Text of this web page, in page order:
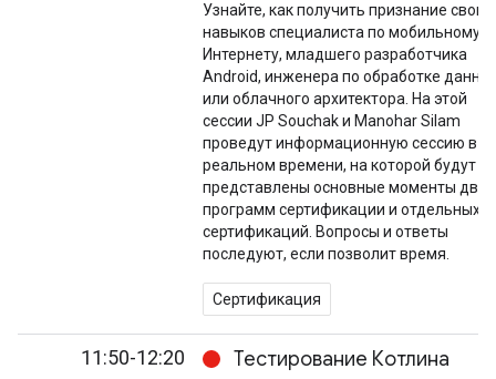
Узнайте, как получить признание своих
навыков специалиста по мобильному
Интернету, младшего разработчика
Android, инженера по обработке
или облачного архитектора. На этой
сессии JP Souchak и Manohar Silam
проведут информационную сессию в
реальном времени, на которой будут
представлены основные моменты двух
программ сертификации и отдельных
сертификаций. Вопросы и ответы
последуют, если позволит время.
Сертификация
11:50-12:20 Тестирование Котлина